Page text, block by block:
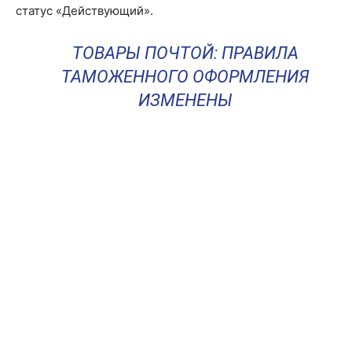
статус «Действующий».
ТОВАРЫ ПОЧТОЙ: ПРАВИЛА
ТАМОЖЕННОГО ОФОРМЛЕНИЯ
ИЗМЕНЕНЫ